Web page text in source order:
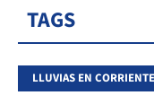
TAGS
LLUVIAS EN